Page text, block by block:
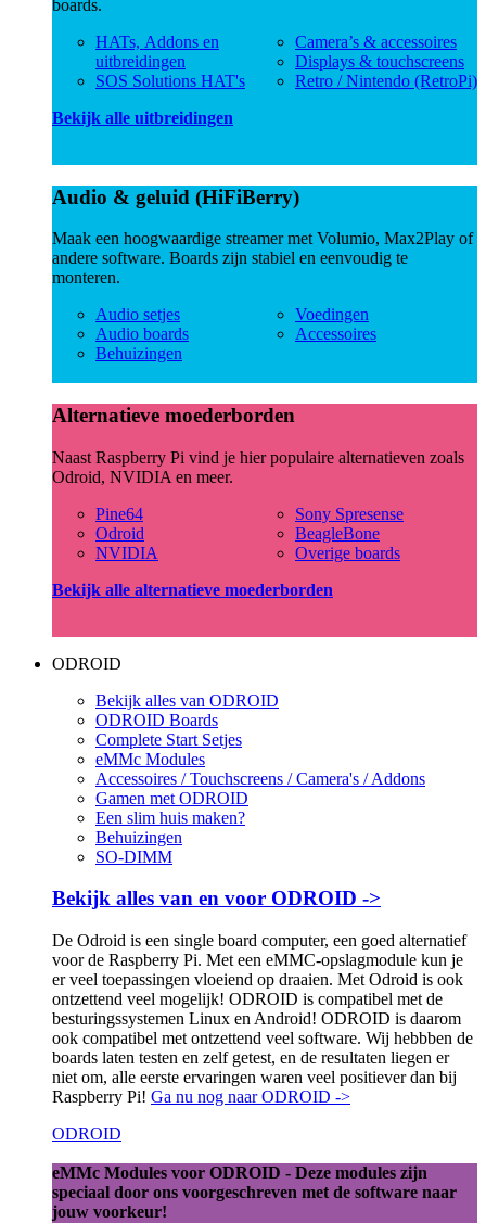
boards.
HATs, Addons en
uitbreidingen
SOS Solutions HAT's
Camera’s & accessoires
Displays & touchscreens
Retro / Nintendo (RetroPi)
Bekijk alle uitbreidingen
Audio & geluid (HiFiBerry)
Maak een hoogwaardige streamer met Volumio, Max2Play of
andere software. Boards zijn stabiel en eenvoudig te
monteren.
Audio setjes
Audio boards
Behuizingen
Voedingen
Accessoires
Alternatieve moederborden
Naast Raspberry Pi vind je hier populaire alternatieven zoals
Odroid, NVIDIA en meer.
Pine64
Odroid
NVIDIA
Sony Spresense
BeagleBone
Overige boards
Bekijk alle alternatieve moederborden
ODROID
Bekijk alles van ODROID
ODROID Boards
Complete Start Setjes
eMMc Modules
Accessoires / Touchscreens / Camera's / Addons
Gamen met ODROID
Een slim huis maken?
Behuizingen
SO-DIMM
Bekijk alles van en voor ODROID ->
De Odroid is een single board computer, een goed alternatief
voor de Raspberry Pi. Met een eMMC-opslagmodule kun je
er veel toepassingen vloeiend op draaien. Met Odroid is ook
ontzettend veel mogelijk! ODROID is compatibel met de
besturingssystemen Linux en Android! ODROID is daarom
ook compatibel met ontzettend veel software. Wij hebbben de
boards laten testen en zelf getest, en de resultaten liegen er
niet om, alle eerste ervaringen waren veel positiever dan bij
Raspberry Pi! Ga nu nog naar ODROID ->
ODROID
eMMc Modules voor ODROID - Deze modules zijn
speciaal door ons voorgeschreven met de software naar
jouw voorkeur!